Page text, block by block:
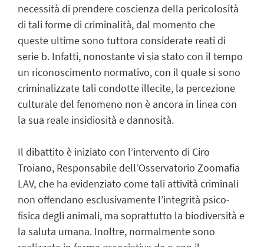
necessità di prendere coscienza della pericolosità
di tali forme di criminalità, dal momento che
queste ultime sono tuttora considerate reati di
serie b. Infatti, nonostante vi sia stato con il tempo
un riconoscimento normativo, con il quale si sono
criminalizzate tali condotte illecite, la percezione
culturale del fenomeno non è ancora in linea con
la sua reale insidiosità e dannosità.
Il dibattito è iniziato con l’intervento di Ciro
Troiano, Responsabile dell’Osservatorio Zoomafia
LAV, che ha evidenziato come tali attività criminali
non offendano esclusivamente l’integrità psico-
fisica degli animali, ma soprattutto la biodiversità e
la saluta umana. Inoltre, normalmente sono